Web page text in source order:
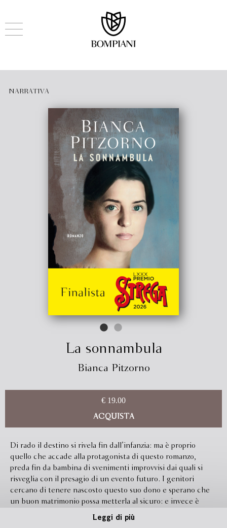
NARRATIVA
La sonnambula
Bianca Pitzorno
€ 19.00
ACQUISTA
Di rado il destino si rivela fin dall’infanzia: ma è proprio
quello che accade alla protagonista di questo romanzo,
preda fin da bambina di svenimenti improvvisi dai quali si
risveglia con il presagio di un evento futuro. I genitori
cercano di tenere nascosto questo suo dono e sperano che
un buon matrimonio possa metterla al sicuro: e invece è
proprio quel matrimonio il luogo più pericoloso per lei, che
sarà costretta a fuggire più lontano che può per ricostruirsi
Leggi di più